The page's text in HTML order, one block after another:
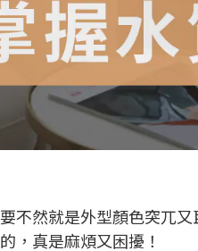
不然就是外型顏色突兀
，真是麻煩又困擾！